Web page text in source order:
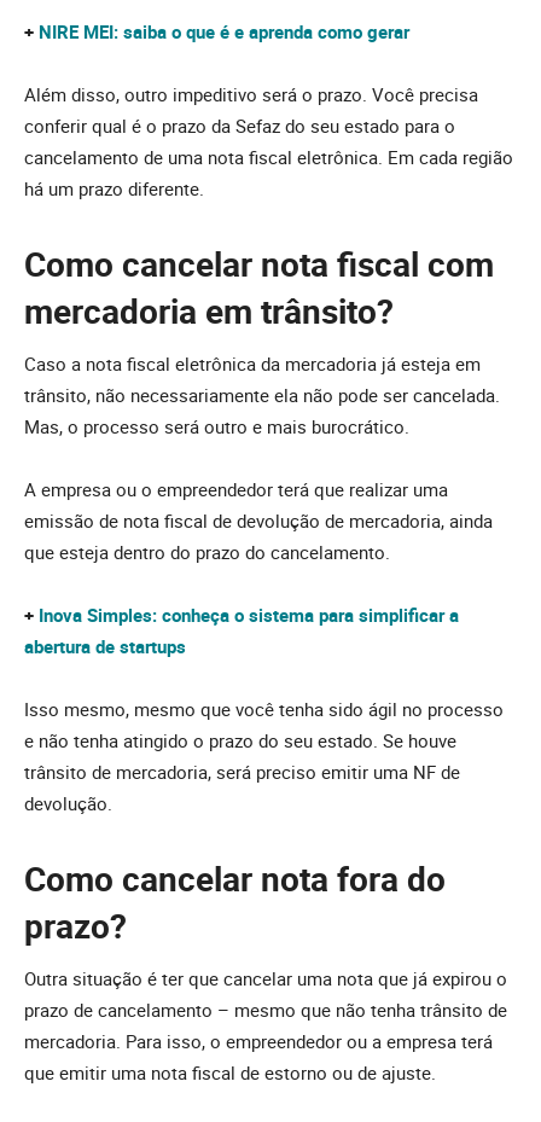
+ NIRE MEI: saiba o que é e aprenda como gerar
Além disso, outro impeditivo será o prazo. Você precisa
conferir qual é o prazo da Sefaz do seu estado para o
cancelamento de uma nota fiscal eletrônica. Em cada região
há um prazo diferente.
Como cancelar nota fiscal com
mercadoria em trânsito?
Caso a nota fiscal eletrônica da mercadoria já esteja em
trânsito, não necessariamente ela não pode ser cancelada.
Mas, o processo será outro e mais burocrático.
A empresa ou o empreendedor terá que realizar uma
emissão de nota fiscal de devolução de mercadoria, ainda
que esteja dentro do prazo do cancelamento.
+ Inova Simples: conheça o sistema para simplificar a
abertura de startups
Isso mesmo, mesmo que você tenha sido ágil no processo
e não tenha atingido o prazo do seu estado. Se houve
trânsito de mercadoria, será preciso emitir uma NF de
devolução.
Como cancelar nota fora do
prazo?
Outra situação é ter que cancelar uma nota que já expirou o
prazo de cancelamento – mesmo que não tenha trânsito de
mercadoria. Para isso, o empreendedor ou a empresa terá
que emitir uma nota fiscal de estorno ou de ajuste.